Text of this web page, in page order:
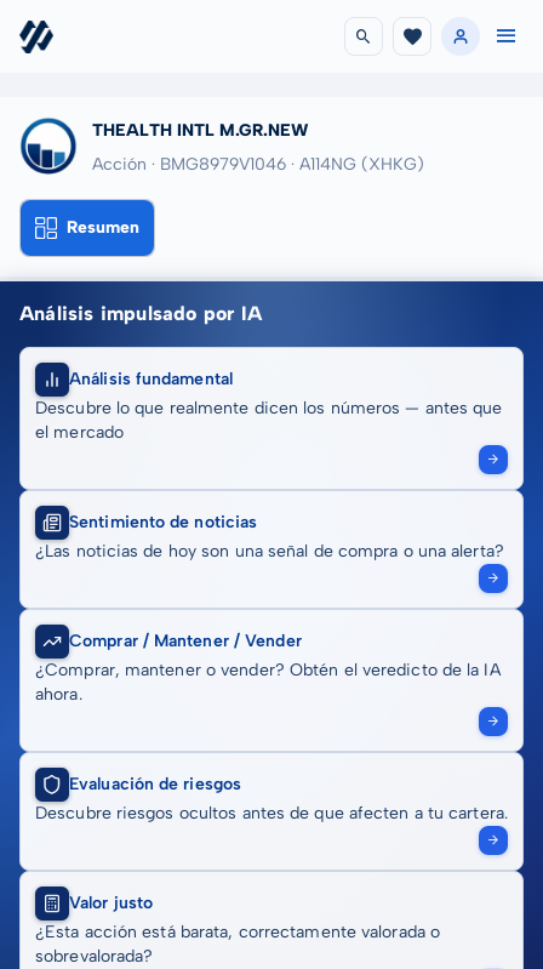
THEALTH INTL M.GR.NEW
Acción · BMG8979V1046 · A114NG (XHKG)
Resumen
Análisis impulsado por IA
Análisis fundamental
Descubre lo que realmente dicen los números — antes que
el mercado
Sentimiento de noticias
¿Las noticias de hoy son una señal de compra o una alerta?
Comprar / Mantener / Vender
¿Comprar, mantener o vender? Obtén el veredicto de la IA
ahora.
Evaluación de riesgos
Descubre riesgos ocultos antes de que afecten a tu cartera.
Valor justo
¿Esta acción está barata, correctamente valorada o
sobrevalorada?